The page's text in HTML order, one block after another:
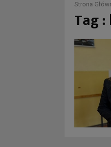
Strona
Tag :